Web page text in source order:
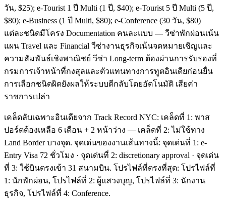
วัน, $25); e-Tourist 1 ปี Multi (1 ปี, $40); e-Tourist 5 ปี Multi (5 ปี,
$80); e-Business (1 ปี Multi, $80); e-Conference (30 วัน, $80)
แต่ละชนิดมีโครง Documentation คนละแบบ — วีซ่าพักผ่อนเน้น
แผน Travel และ Financial วีซ่างานธุรกิจเน้นจดหมายเชิญและ
ความสัมพันธ์เชิงพาณิชย์ วีซ่า Long-term ต้องผ่านการรับรองที่
กรมการเจ้าหน้าที่กงสุลและตัวแทนทางการทูตอินเดียก่อนยื่น
การเลือกชนิดผิดยังผลให้ระบบตีกลับโดยอัตโนมัติ เสียค่า
ราชการเปล่า
เคล็ดลับเฉพาะอินเดียจาก Track Record NYC: เคล็ดที่ 1: พาส
ปอร์ตต้องเหลือ 6 เดือน + 2 หน้าว่าง — เคล็ดที่ 2: ไม่ใช้ทาง
Land Border บางจุด. จุดเด่นของงานเส้นทางนี้: จุดเด่นที่ 1: e-
Entry Visa 72 ชั่วโมง · จุดเด่นที่ 2: discretionary approval · จุดเด่น
ที่ 3: ใช้บินตรงเข้า 31 สนามบิน. โปรไฟล์ที่ตรงที่สุด: โปรไฟล์ที่
1: นักพักผ่อน, โปรไฟล์ที่ 2: ผู้แสวงบุญ, โปรไฟล์ที่ 3: นักงาน
ธุรกิจ, โปรไฟล์ที่ 4: Conference.